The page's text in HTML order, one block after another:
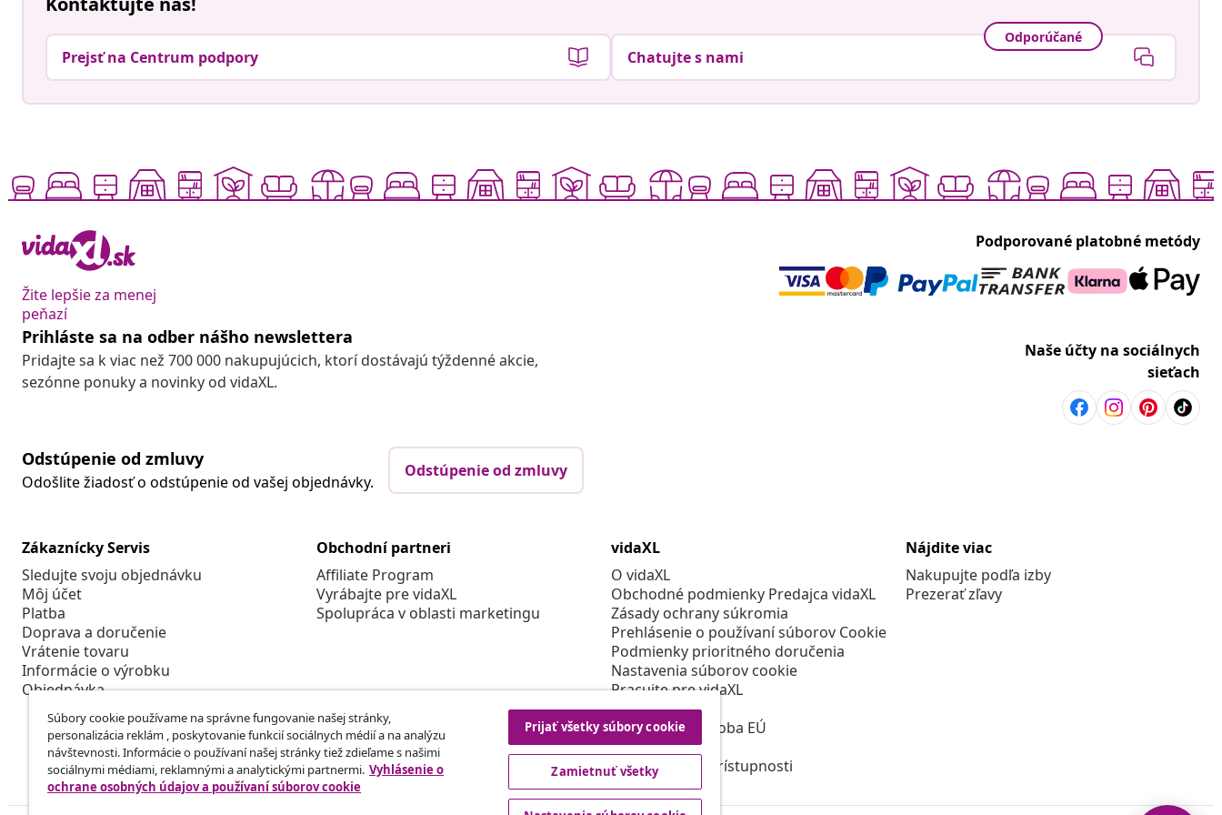
Prejsť na Centrum podpory
Odporúčané
Chatujte s nami
Žite lepšie za menej
peňazí
Podporované platobné metódy
Prihláste sa na odber nášho newslettera
Pridajte sa k viac než 700 000 nakupujúcich, ktorí dostávajú týždenné akcie,
sezónne ponuky a novinky od vidaXL.
Naše účty na sociálnych
sieťach
Odstúpenie od zmluvy
Odošlite žiadosť o odstúpenie od vašej objednávky.
Odstúpenie od zmluvy
Zákaznícky Servis
Sledujte svoju objednávku
Môj účet
Platba
Doprava a doručenie
Vrátenie tovaru
Informácie o výrobku
Objednávka
Obchodní partneri
Affiliate Program
Vyrábajte pre vidaXL
Spolupráca v oblasti marketingu
vidaXL
O vidaXL
Obchodné podmienky Predajca vidaXL
Zásady ochrany súkromia
Prehlásenie o používaní súborov Cookie
Podmienky prioritného doručenia
Nastavenia súborov cookie
Pracujte pre vidaXL
Bezpečnosť
Zodpovedná osoba EÚ
Politikou EPR
Prehlásenie o prístupnosti
Nájdite viac
Nakupujte podľa izby
Prezerať zľavy
Súbory cookie používame na správne fungovanie našej stránky,
personalizácia reklám , poskytovanie funkcií sociálnych médií a na analýzu
návštevnosti. Informácie o používaní našej stránky tiež zdieľame s našimi
sociálnymi médiami, reklamnými a analytickými partnermi. Vyhlásenie o
ochrane osobných údajov a používaní súborov cookie
Prijať všetky súbory cookie
Zamietnuť všetky